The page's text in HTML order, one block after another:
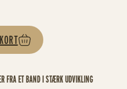
FRA ET BAND I STÆRK UDVIKLING